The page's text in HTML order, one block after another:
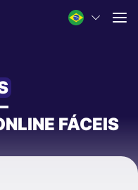
FÁCEIS